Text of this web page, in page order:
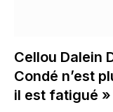
Cellou Dalein
Condé n’est
il est fatigué »